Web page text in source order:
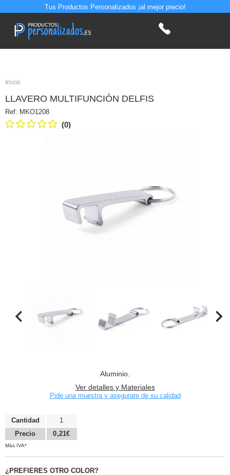
Tus Productos Personalizados ¡al mejor precio!
Inicio
LLAVERO MULTIFUNCIÓN DELFIS
Ref: MKO1208
(0)
Aluminio.
Ver detalles y Materiales
Pide una muestra y asegurate de su calidad
Cantidad
Precio
1
0,21€
Más IVA*
¿PREFIERES OTRO COLOR?